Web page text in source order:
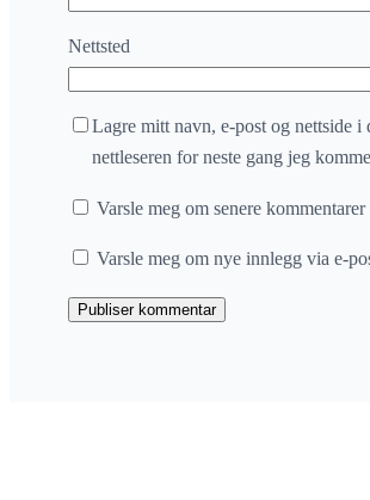
Nettsted
Lagre mitt navn, e-post og nettside i
nettleseren for neste gang jeg
Varsle meg om senere
Varsle meg om nye innlegg via e-